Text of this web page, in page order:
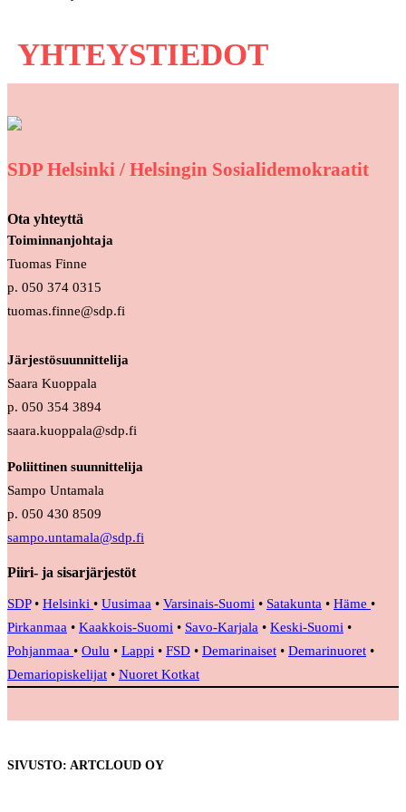
YHTEYSTIEDOT
SDP Helsinki / Helsingin Sosialidemokraatit
Ota yhteyttä
Toiminnanjohtaja
Tuomas Finne
p. 050 374 0315
tuomas.finne@sdp.fi
Järjestösuunnittelija
Saara Kuoppala
p. 050 354 3894
saara.kuoppala@sdp.fi
Poliittinen suunnittelija
Sampo Untamala
p. 050 430 8509
sampo.untamala@sdp.fi
Piiri- ja sisarjärjestöt
SDP• Helsinki • Uusimaa • Varsinais-Suomi • Satakunta • Häme •
Pirkanmaa • Kaakkois-Suomi • Savo-Karjala • Keski-Suomi •
Pohjanmaa • Oulu • Lappi • FSD • Demarinaiset • Demarinuoret •
Demariopiskelijat • Nuoret Kotkat
SIVUSTO: ARTCLOUD OY